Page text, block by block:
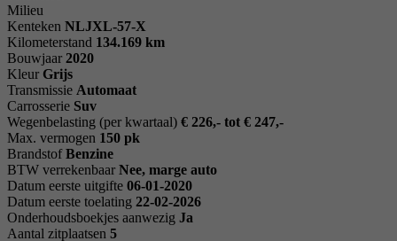
Milieu
Kenteken NLJXL-57-X
Kilometerstand 134.169 km
Bouwjaar 2020
Kleur Grijs
Transmissie Automaat
Carrosserie Suv
Wegenbelasting (per kwartaal) € 226,- tot € 247,-
Max. vermogen 150 pk
Brandstof Benzine
BTW verrekenbaar Nee, marge auto
Datum eerste uitgifte 06-01-2020
Datum eerste toelating 22-02-2026
Onderhoudsboekjes aanwezig Ja
Aantal zitplaatsen 5